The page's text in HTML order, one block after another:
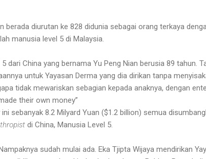
berada diurutan ke 828 didunia sebagai orang terkaya
manusia level 5 di Malaysia.
dari China yang bernama Yu Peng Nian berusia 89 tahun.
untuk Yayasan Derma yang dia dirikan tanpa
tidak mewariskan sebagian kepada anaknya, dengan
their own money”
ini sebanyak 8.2 Milyard Yuan ($1.2 billion) semua
di China, Manusia Level 5.
sudah mulai ada. Eka Tjipta Wijaya mendirikan